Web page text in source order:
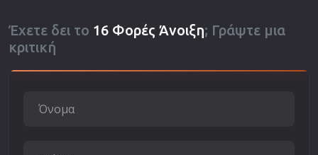
Έχετε δει το 16 Φορές Άνοιξη; Γράψτε μια
κριτική